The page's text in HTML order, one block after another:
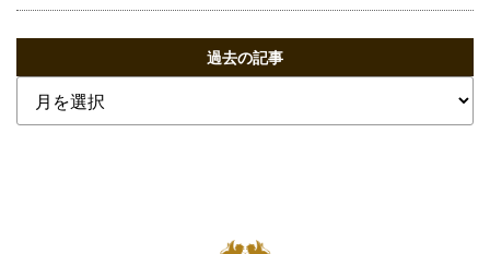
過去の記事
去